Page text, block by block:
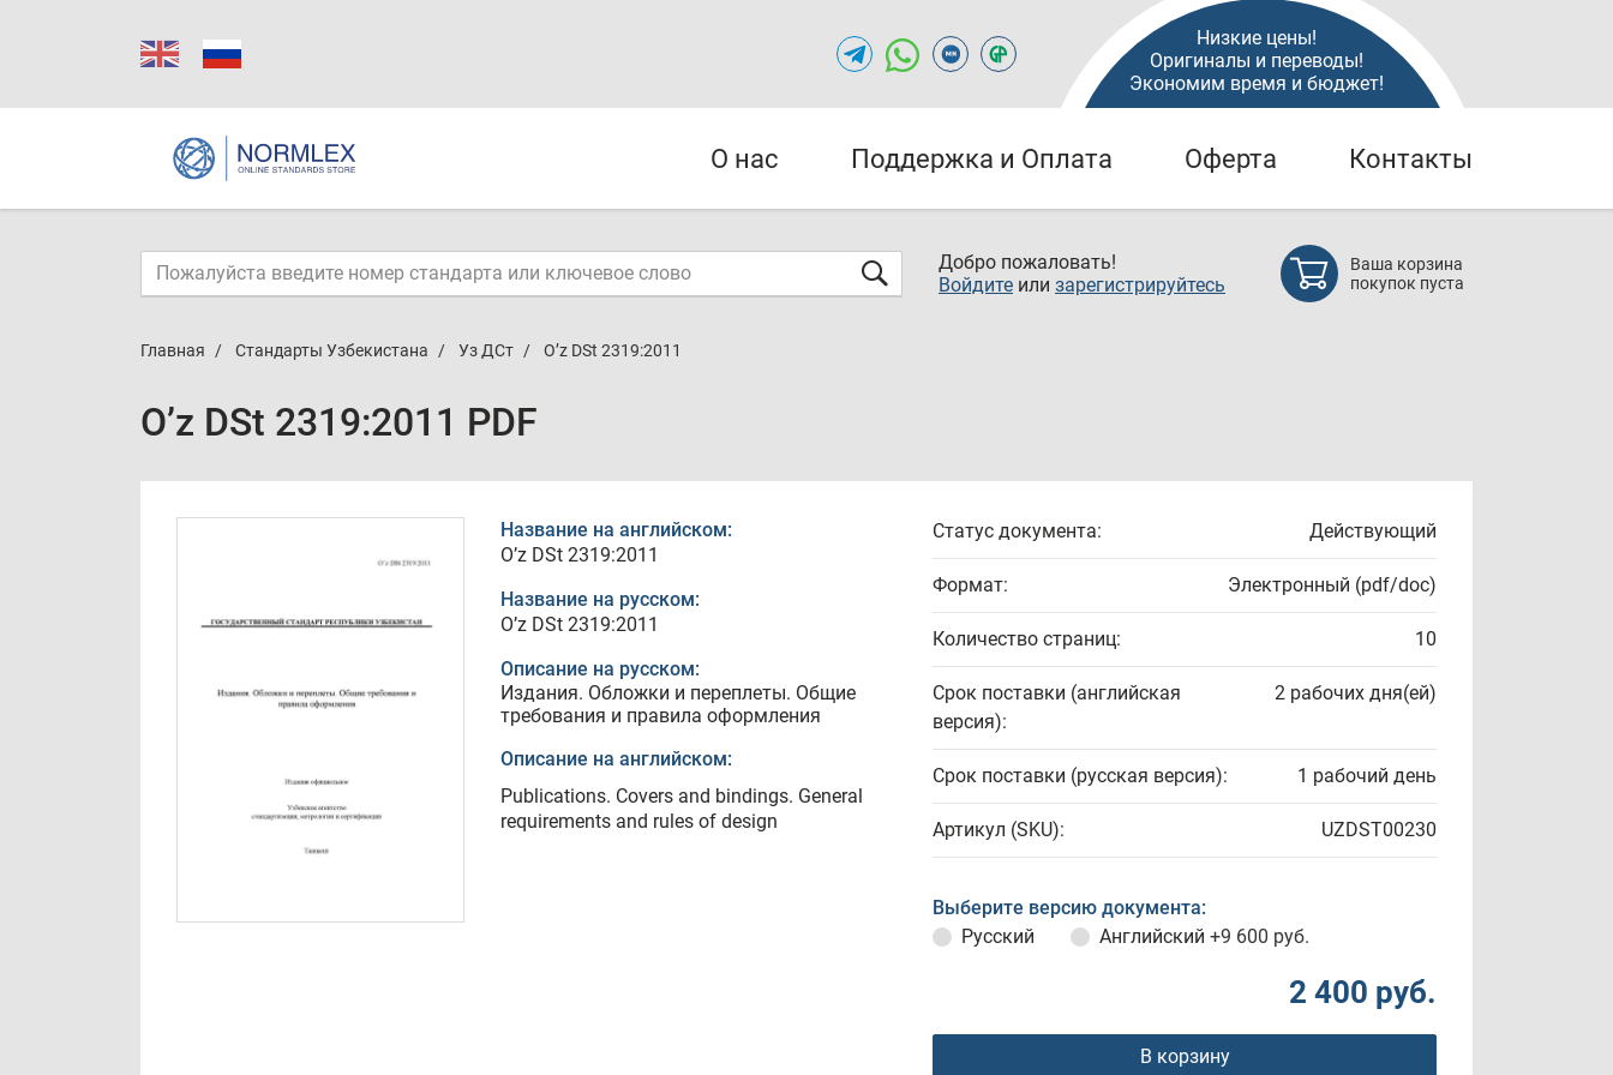
Низкие цены!
Оригиналы и переводы!
Экономим время и бюджет!
О нас Поддержка и Оплата Оферта Контакты
Добро пожаловать!
Войдите или зарегистрируйтесь
Ваша корзина
покупок пуста
Главная Стандарты Узбекистана Уз ДСт O’z DSt 2319:2011
O’z DSt 2319:2011 PDF
Название на английском:
O’z DSt 2319:2011
Название на русском:
O’z DSt 2319:2011
Описание на русском:
Издания. Обложки и переплеты. Общие
требования и правила оформления
Описание на английском:
Publications. Covers and bindings. General
requirements and rules of design
Статус документа: Действующий
Формат: Электронный (pdf/doc)
Количество страниц: 10
Срок поставки (английская
версия):
2 рабочих дня(ей)
Срок поставки (русская версия): 1 рабочий день
Артикул (SKU): UZDST00230
Выберите версию документа:
Русский
Английский +9 600 руб.
2 400 руб.
В корзину